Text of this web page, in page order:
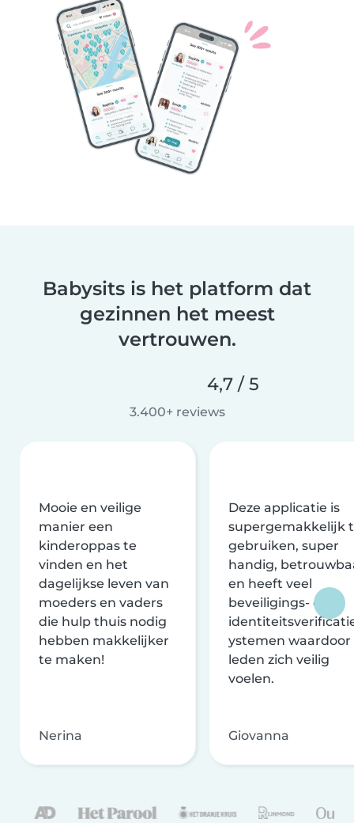
Babysits is het platform dat
gezinnen het meest
vertrouwen.
4,7 / 5
3.400+ reviews
Mooie en veilige
manier een
kinderoppas te
vinden en het
dagelijkse leven van
moeders en vaders
die hulp thuis nodig
hebben makkelijker
te maken!
Nerina
Deze applicatie is
supergemakkelijk
gebruiken, super
handig,
en heeft veel
beveiligings- en
ystemen waardoor
leden zich veilig
voelen.
Giovanna